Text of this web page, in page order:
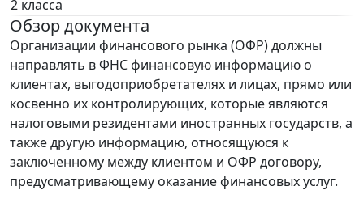
2 класса
Обзор документа
Организации финансового рынка (ОФР) должны
направлять в ФНС финансовую информацию о
клиентах, выгодоприобретателях и лицах, прямо или
косвенно их контролирующих, которые являются
налоговыми резидентами иностранных государств, а
также другую информацию, относящуюся к
заключенному между клиентом и ОФР договору,
предусматривающему оказание финансовых услуг.